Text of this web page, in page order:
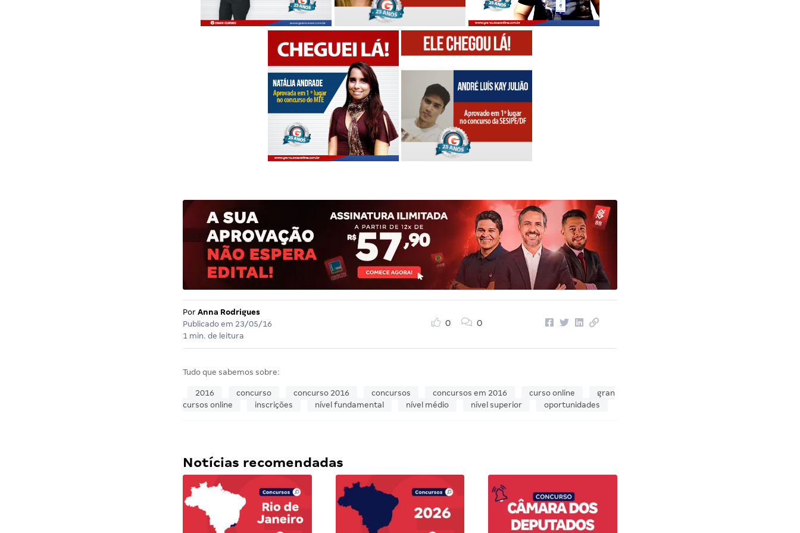
Por Anna Rodrigues
Publicado em 23/05/16
1 min. de leitura
0 0
Tudo que sabemos sobre:
2016 concurso concurso 2016 concursos concursos em 2016 curso online
gran
cursos online
inscrições nível fundamental nível médio nível superior oportunidades
Notícias recomendadas